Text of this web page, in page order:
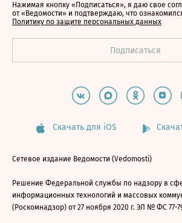
Нажимая кнопку «Подписаться», я даю свое
от «Ведомости» и подтверждаю, что
Политику по защите персональных данных
Скачать для iOS
Сетевое издание Ведомости (Vedomosti)
Решение Федеральной службы по надзору в
информационных технологий и массовых
(Роскомнадзор) от 27 ноября 2020 г. ЭЛ № ФС 77-